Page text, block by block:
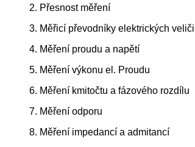
2. Přesnost měření
3. Měřicí převodníky elektrických
4. Měření proudu a napětí
5. Měření výkonu el. Proudu
6. Měření kmitočtu a fázového rozdílu
7. Měření odporu
8. Měření impedancí a admitancí